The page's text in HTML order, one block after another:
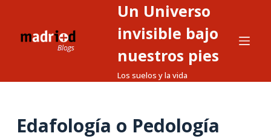
Un Universo
invisible bajo
nuestros pies
Los suelos y la vida
Edafología o Pedología